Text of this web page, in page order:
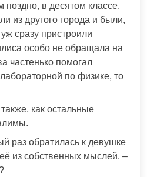
поздно, в десятом классе.
из другого города и были,
сразу пристроили
особо не обращала на
частенько помогал
по физике, то
как остальные
раз обратилась к девушке
из собственных мыслей. –